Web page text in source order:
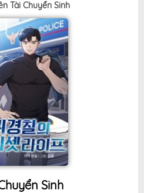
Tài Chuyển Sinh
Sinh